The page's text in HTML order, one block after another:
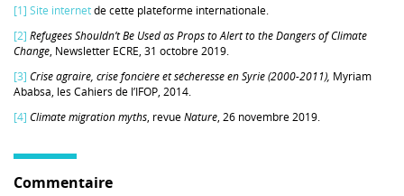
[1] Site internetde cette plateforme internationale.
[2] Refugees Shouldn’t Be Used as Props to Alert to the Dangers of Climate
Change, Newsletter ECRE, 31 octobre 2019.
[3] Crise agraire, crise foncière et sécheresse en Syrie (2000-2011), Myriam
Ababsa, les Cahiers de l’IFOP, 2014.
[4] Climate migration myths, revueNature, 26 novembre 2019.
Commentaire